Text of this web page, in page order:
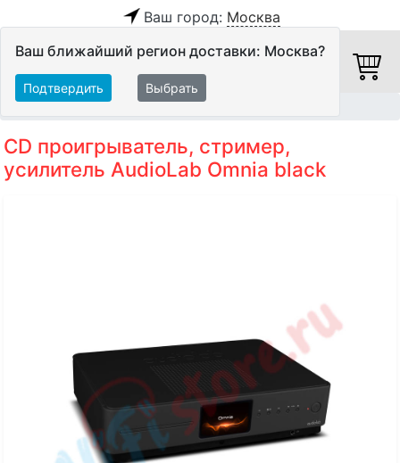
Ваш город: Москва
Ваш ближайший регион доставки: Москва?
Подтвердить Выбрать
CD проигрыватель, стример,
усилитель AudioLab Omnia black